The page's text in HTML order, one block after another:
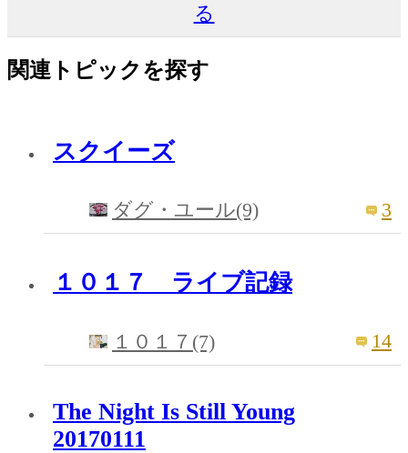
る
関連トピックを探す
スクイーズ
ダグ・ユール(9) 3
１０１７ ライブ記録
１０１７(7) 14
The Night Is Still Young
20170111